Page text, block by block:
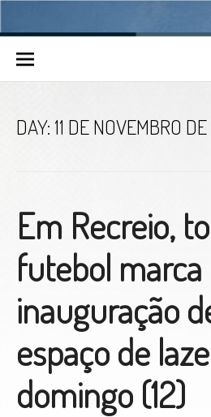
DAY: 11 DE NOVEMBRO
Em Recreio,
futebol marca
inauguração
espaço de
domingo (12)